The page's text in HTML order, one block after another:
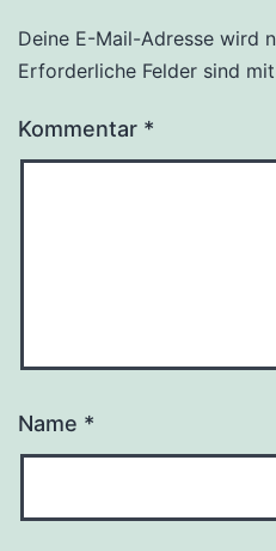
Deine E-Mail-Adresse wird
Erforderliche Felder sind mit
Kommentar *
Name *